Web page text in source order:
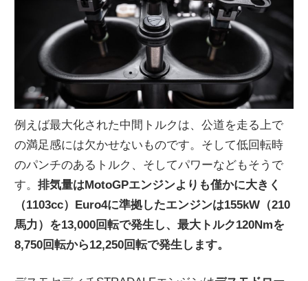
例えば最大化された中間トルクは、公道を走る上で
の満足感には欠かせないものです。そして低回転時
のパンチのあるトルク、そしてパワーなどもそうで
す。排気量はMotoGPエンジンよりも僅かに大きく
（1103cc）Euro4に準拠したエンジンは155kW（210
馬力）を13,000回転で発生し、最大トルク120Nmを
8,750回転から12,250回転で発生します。